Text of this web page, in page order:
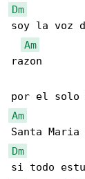
Dm
soy la voz
Am
razon
Am
Dm